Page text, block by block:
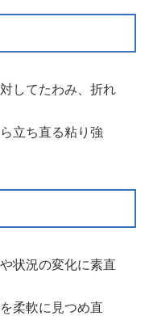
してたわみ、折れ
立ち直る粘り強
状況の変化に素直
柔軟に見つめ直